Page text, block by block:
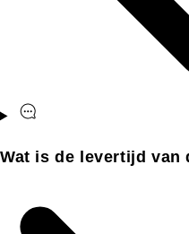
Wat is de levertijd van